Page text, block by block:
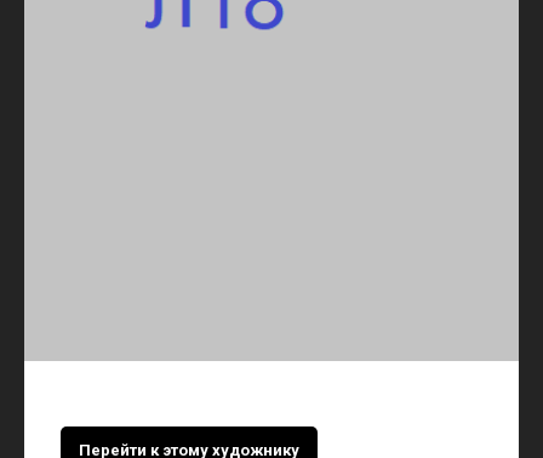
Перейти к этому художнику